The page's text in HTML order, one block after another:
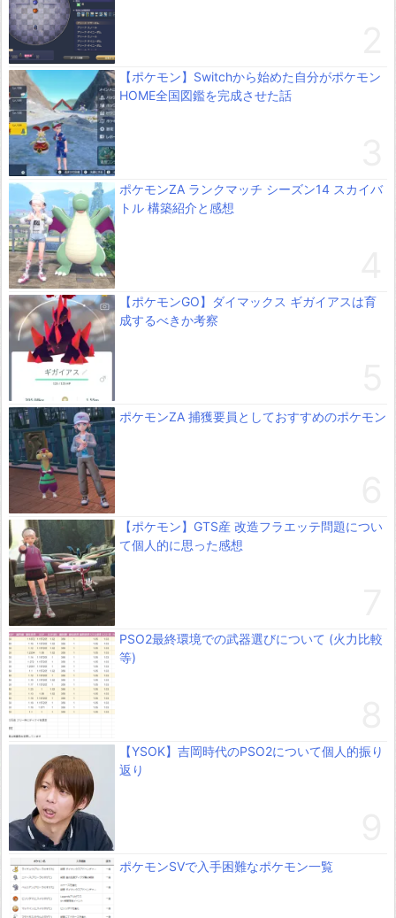
【ポケモン】Switchから始めた自分がポケモン
HOME全国図鑑を完成させた話
ポケモンZA ランクマッチ シーズン14 スカイバ
トル 構築紹介と感想
【ポケモンGO】ダイマックス ギガイアスは育
成するべきか考察
ポケモンZA 捕獲要員としておすすめのポケモン
【ポケモン】GTS産 改造フラエッテ問題につい
て個人的に思った感想
PSO2最終環境での武器選びについて (火力比較
等)
【YSOK】吉岡時代のPSO2について個人的振り
返り
ポケモンSVで入手困難なポケモン一覧